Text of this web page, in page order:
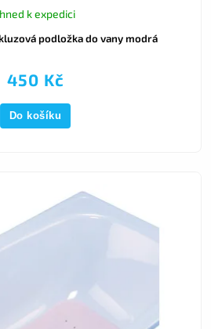
podložka do vany modrá
k expedici
450 Kč
Do košíku